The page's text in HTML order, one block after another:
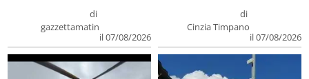
di
gazzettamatin
il 07/08/2026
di
Cinzia Timpano
il 07/08/2026